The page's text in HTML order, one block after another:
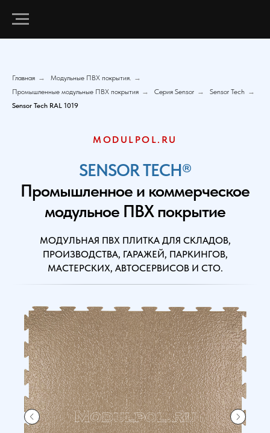
Главная → Модульные ПВХ покрытия. →
Промышленные модульные ПВХ покрытия → Серия Sensor → Sensor Tech →
Sensor Tech RAL 1019
MODULPOL.RU
SENSOR TECH®
Промышленное и коммерческое
модульное ПВХ покрытие
МОДУЛЬНАЯ ПВХ ПЛИТКА ДЛЯ СКЛАДОВ,
ПРОИЗВОДСТВА, ГАРАЖЕЙ, ПАРКИНГОВ,
МАСТЕРСКИХ, АВТОСЕРВИСОВ И СТО.